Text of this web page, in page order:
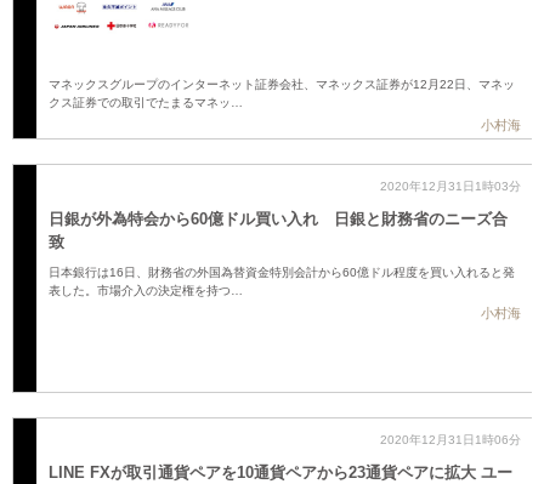
マネックスグループのインターネット証券会社、マネックス証券が12月22日、マネッ
クス証券での取引でたまるマネッ…
小村海
2020年12月31日1時03分
日銀が外為特会から60億ドル買い入れ 日銀と財務省のニーズ合
致
日本銀行は16日、財務省の外国為替資金特別会計から60億ドル程度を買い入れると発
表した。市場介入の決定権を持つ…
小村海
2020年12月31日1時06分
LINE FXが取引通貨ペアを10通貨ペアから23通貨ペアに拡大 ユー